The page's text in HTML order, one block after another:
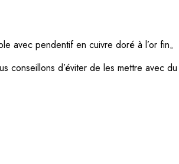
avec pendentif en cuivre doré à l’or fin。
conseillons d’éviter de les mettre avec